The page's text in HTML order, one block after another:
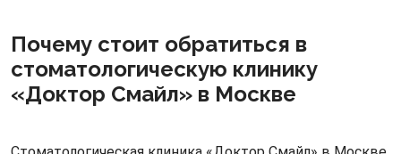
Почему стоит обратиться в
стоматологическую клинику
«Доктор Смайл» в Москве